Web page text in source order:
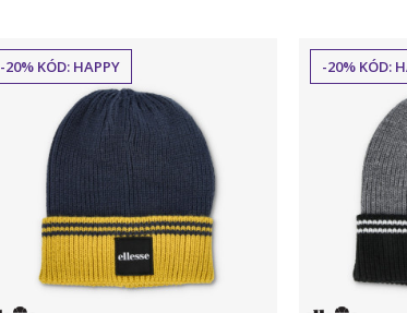
-20% KÓD: HAPPY -20% KÓD: